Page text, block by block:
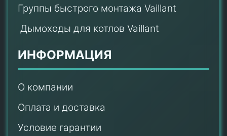
Группы быстрого монтажа Vaillant
Дымоходы для котлов Vaillant
ИНФОРМАЦИЯ
О компании
Оплата и доставка
Условие гарантии